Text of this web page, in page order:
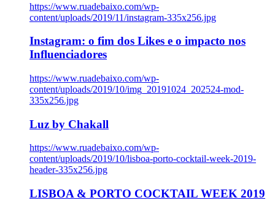
https://www.ruadebaixo.com/wp-
content/uploads/2019/11/instagram-335x256.jpg
Instagram: o fim dos Likes e o impacto nos
Influenciadores
https://www.ruadebaixo.com/wp-
content/uploads/2019/10/img_20191024_202524-mod-
335x256.jpg
Luz by Chakall
https://www.ruadebaixo.com/wp-
content/uploads/2019/10/lisboa-porto-cocktail-week-2019-
header-335x256.jpg
LISBOA & PORTO COCKTAIL WEEK 2019